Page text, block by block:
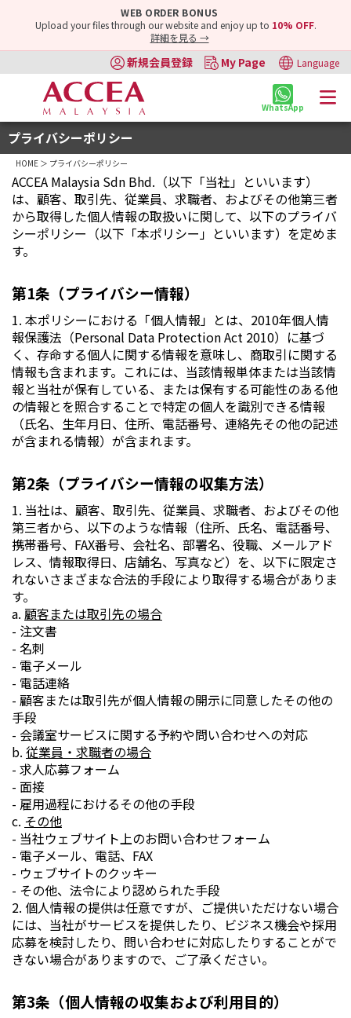
WEB ORDER BONUS
Upload your files through our website and enjoy up to 10% OFF.
詳細を見る →
新規会員登録 My Page Language
WhatsApp
プライバシーポリシー
HOME ＞ プライバシーポリシー
ACCEA Malaysia Sdn Bhd.（以下「当社」といいます）
は、顧客、取引先、従業員、求職者、およびその他第三者
から取得した個人情報の取扱いに関して、以下のプライバ
シーポリシー（以下「本ポリシー」といいます）を定めま
す。
第1条（プライバシー情報）
1. 本ポリシーにおける「個人情報」とは、2010年個人情
報保護法（Personal Data Protection Act 2010）に基づ
く、存命する個人に関する情報を意味し、商取引に関する
情報も含まれます。これには、当該情報単体または当該情
報と当社が保有している、または保有する可能性のある他
の情報とを照合することで特定の個人を識別できる情報
（氏名、生年月日、住所、電話番号、連絡先その他の記述
が含まれる情報）が含まれます。
第2条（プライバシー情報の収集方法）
1. 当社は、顧客、取引先、従業員、求職者、およびその他
第三者から、以下のような情報（住所、氏名、電話番号、
携帯番号、FAX番号、会社名、部署名、役職、メールアド
レス、情報取得日、店舗名、写真など）を、以下に限定さ
れないさまざまな合法的手段により取得する場合がありま
す。
a. 顧客または取引先の場合
- 注文書
- 名刺
- 電子メール
- 電話連絡
- 顧客または取引先が個人情報の開示に同意したその他の
手段
- 会議室サービスに関する予約や問い合わせへの対応
b. 従業員・求職者の場合
- 求人応募フォーム
- 面接
- 雇用過程におけるその他の手段
c. その他
- 当社ウェブサイト上のお問い合わせフォーム
- 電子メール、電話、FAX
- ウェブサイトのクッキー
- その他、法令により認められた手段
2. 個人情報の提供は任意ですが、ご提供いただけない場合
には、当社がサービスを提供したり、ビジネス機会や採用
応募を検討したり、問い合わせに対応したりすることがで
きない場合がありますので、ご了承ください。
第3条（個人情報の収集および利用目的）